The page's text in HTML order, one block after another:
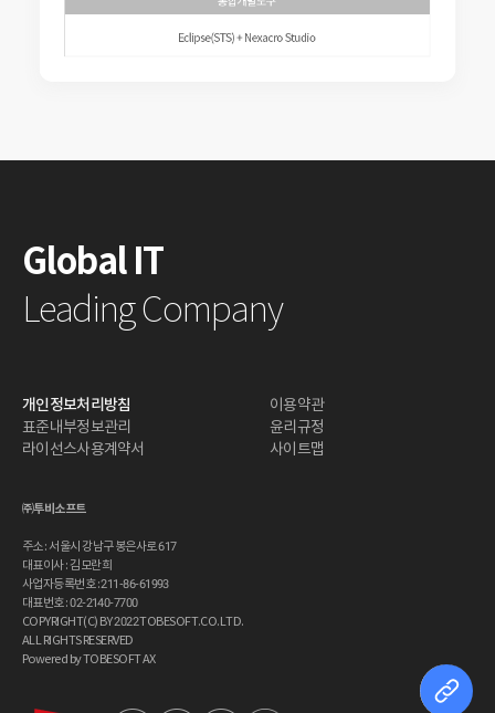
Global IT
Leading Company
개인정보처리방침
표준내부정보관리
라이선스사용계약서
이용약관
윤리규정
사이트맵
㈜투비소프트
주소 : 서울시 강남구 봉은사로 617
대표이사 : 김모란희
사업자등록번호 : 211-86-61993
대표번호 : 02-2140-7700
COPYRIGHT(C) BY 2022 TOBESOFT.CO.LTD.
ALL RIGHTS RESERVED
Powered by TOBESOFT AX